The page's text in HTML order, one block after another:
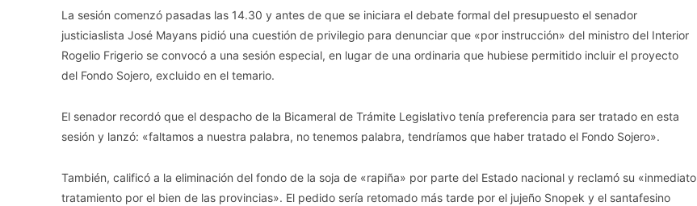
La sesión comenzó pasadas las 14.30 y antes de que se iniciara el debate formal del presupuesto el senador
justiciaslista José Mayans pidió una cuestión de privilegio para denunciar que «por instrucción» del ministro del Interior
Rogelio Frigerio se convocó a una sesión especial, en lugar de una ordinaria que hubiese permitido incluir el proyecto
del Fondo Sojero, excluido en el temario.
El senador recordó que el despacho de la Bicameral de Trámite Legislativo tenía preferencia para ser tratado en esta
sesión y lanzó: «faltamos a nuestra palabra, no tenemos palabra, tendríamos que haber tratado el Fondo Sojero».
También, calificó a la eliminación del fondo de la soja de «rapiña» por parte del Estado nacional y reclamó su «inmediato
tratamiento por el bien de las provincias». El pedido sería retomado más tarde por el jujeño Snopek y el santafesino